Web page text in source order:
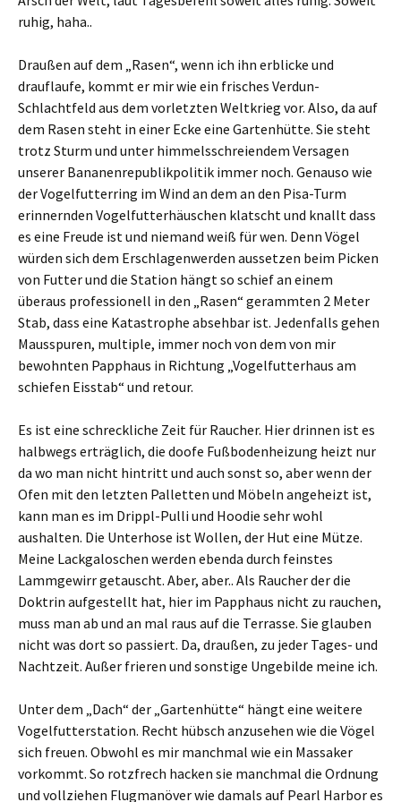
ruhig, haha..
Draußen auf dem „Rasen“, wenn ich ihn erblicke und
drauflaufe, kommt er mir wie ein frisches Verdun-
Schlachtfeld aus dem vorletzten Weltkrieg vor. Also, da auf
dem Rasen steht in einer Ecke eine Gartenhütte. Sie steht
trotz Sturm und unter himmelsschreiendem Versagen
unserer Bananenrepublikpolitik immer noch. Genauso wie
der Vogelfutterring im Wind an dem an den Pisa-Turm
erinnernden Vogelfutterhäuschen klatscht und knallt dass
es eine Freude ist und niemand weiß für wen. Denn Vögel
würden sich dem Erschlagenwerden aussetzen beim Picken
von Futter und die Station hängt so schief an einem
überaus professionell in den „Rasen“ gerammten 2 Meter
Stab, dass eine Katastrophe absehbar ist. Jedenfalls gehen
Mausspuren, multiple, immer noch von dem von mir
bewohnten Papphaus in Richtung „Vogelfutterhaus am
schiefen Eisstab“ und retour.
Es ist eine schreckliche Zeit für Raucher. Hier drinnen ist es
halbwegs erträglich, die doofe Fußbodenheizung heizt nur
da wo man nicht hintritt und auch sonst so, aber wenn der
Ofen mit den letzten Palletten und Möbeln angeheizt ist,
kann man es im Drippl-Pulli und Hoodie sehr wohl
aushalten. Die Unterhose ist Wollen, der Hut eine Mütze.
Meine Lackgaloschen werden ebenda durch feinstes
Lammgewirr getauscht. Aber, aber.. Als Raucher der die
Doktrin aufgestellt hat, hier im Papphaus nicht zu rauchen,
muss man ab und an mal raus auf die Terrasse. Sie glauben
nicht was dort so passiert. Da, draußen, zu jeder Tages- und
Nachtzeit. Außer frieren und sonstige Ungebilde meine ich.
Unter dem „Dach“ der „Gartenhütte“ hängt eine weitere
Vogelfutterstation. Recht hübsch anzusehen wie die Vögel
sich freuen. Obwohl es mir manchmal wie ein Massaker
vorkommt. So rotzfrech hacken sie manchmal die Ordnung
und vollziehen Flugmanöver wie damals auf Pearl Harbor es